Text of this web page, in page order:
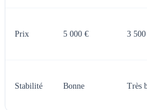
Prix 5 000 € 3
Stabilité Bonne Très